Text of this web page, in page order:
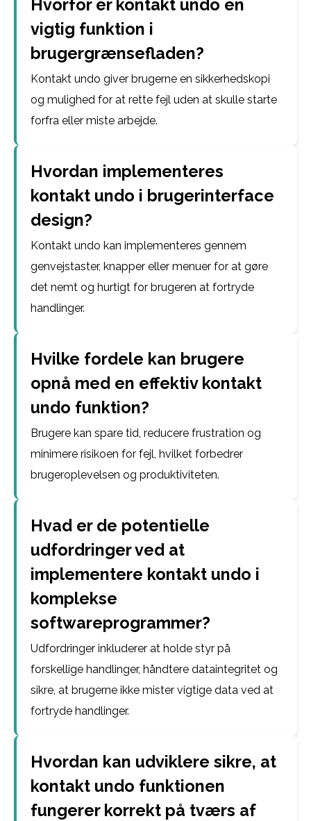
Hvorfor er kontakt undo en
vigtig funktion i
brugergrænsefladen?
Kontakt undo giver brugerne en sikkerhedskopi
og mulighed for at rette fejl uden at skulle starte
forfra eller miste arbejde.
Hvordan implementeres
kontakt undo i brugerinterface
design?
Kontakt undo kan implementeres gennem
genvejstaster, knapper eller menuer for at gøre
det nemt og hurtigt for brugeren at fortryde
handlinger.
Hvilke fordele kan brugere
opnå med en effektiv kontakt
undo funktion?
Brugere kan spare tid, reducere frustration og
minimere risikoen for fejl, hvilket forbedrer
brugeroplevelsen og produktiviteten.
Hvad er de potentielle
udfordringer ved at
implementere kontakt undo i
komplekse
softwareprogrammer?
Udfordringer inkluderer at holde styr på
forskellige handlinger, håndtere dataintegritet og
sikre, at brugerne ikke mister vigtige data ved at
fortryde handlinger.
Hvordan kan udviklere sikre, at
kontakt undo funktionen
fungerer korrekt på tværs af